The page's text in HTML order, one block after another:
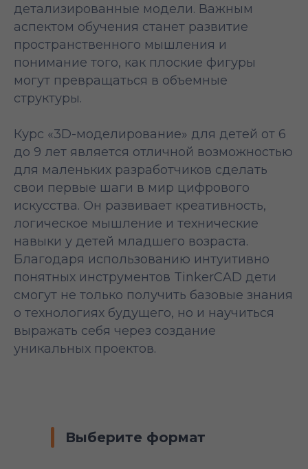
детализированные модели. Важным
аспектом обучения станет развитие
пространственного мышления и
понимание того, как плоские фигуры
могут превращаться в объемные
структуры.
Курс «3D-моделирование» для детей от 6
до 9 лет является отличной возможностью
для маленьких разработчиков сделать
свои первые шаги в мир цифрового
искусства. Он развивает креативность,
логическое мышление и технические
навыки у детей младшего возраста.
Благодаря использованию интуитивно
понятных инструментов TinkerCAD дети
смогут не только получить базовые знания
о технологиях будущего, но и научиться
выражать себя через создание
уникальных проектов.
Выберите формат